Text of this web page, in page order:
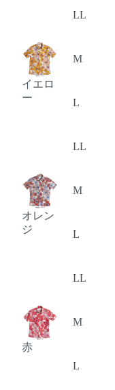
LL
イエロ
ー
M
L
LL
オレン
ジ
M
L
LL
赤
M
L